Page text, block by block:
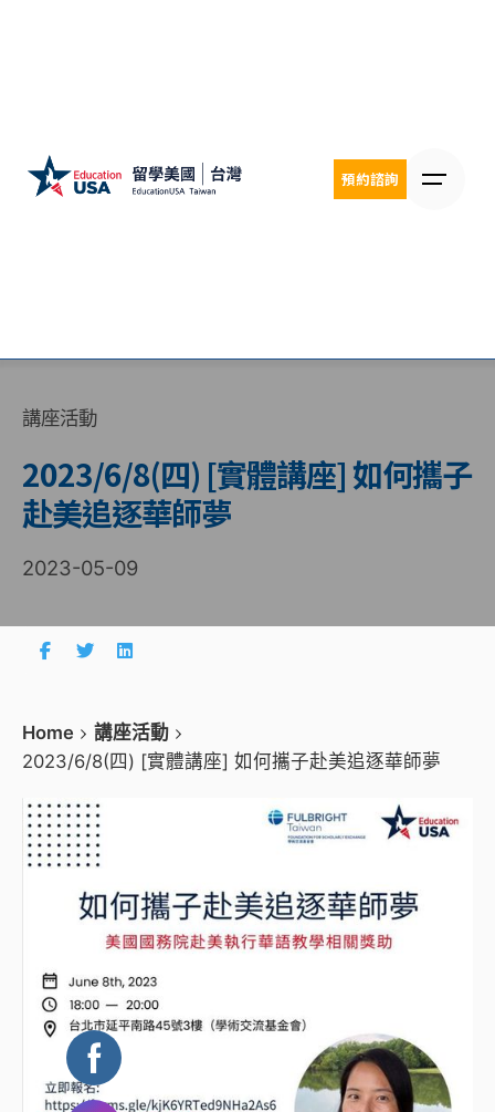
預約諮詢
講座活動
2023/6/8(四) [實體講座] 如何攜子
赴美追逐華師夢
2023-05-09
Home
講座活動
2023/6/8(四) [實體講座] 如何攜子赴美追逐華師夢